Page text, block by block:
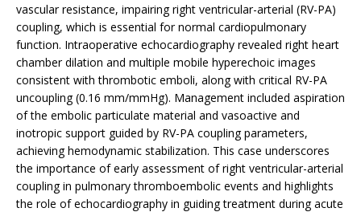
vascular resistance, impairing right ventricular-arterial (RV-PA)
coupling, which is essential for normal cardiopulmonary
function. Intraoperative echocardiography revealed right heart
chamber dilation and multiple mobile hyperechoic images
consistent with thrombotic emboli, along with critical RV-PA
uncoupling (0.16 mm/mmHg). Management included aspiration
of the embolic particulate material and vasoactive and
inotropic support guided by RV-PA coupling parameters,
achieving hemodynamic stabilization. This case underscores
the importance of early assessment of right ventricular-arterial
coupling in pulmonary thromboembolic events and highlights
the role of echocardiography in guiding treatment during acute